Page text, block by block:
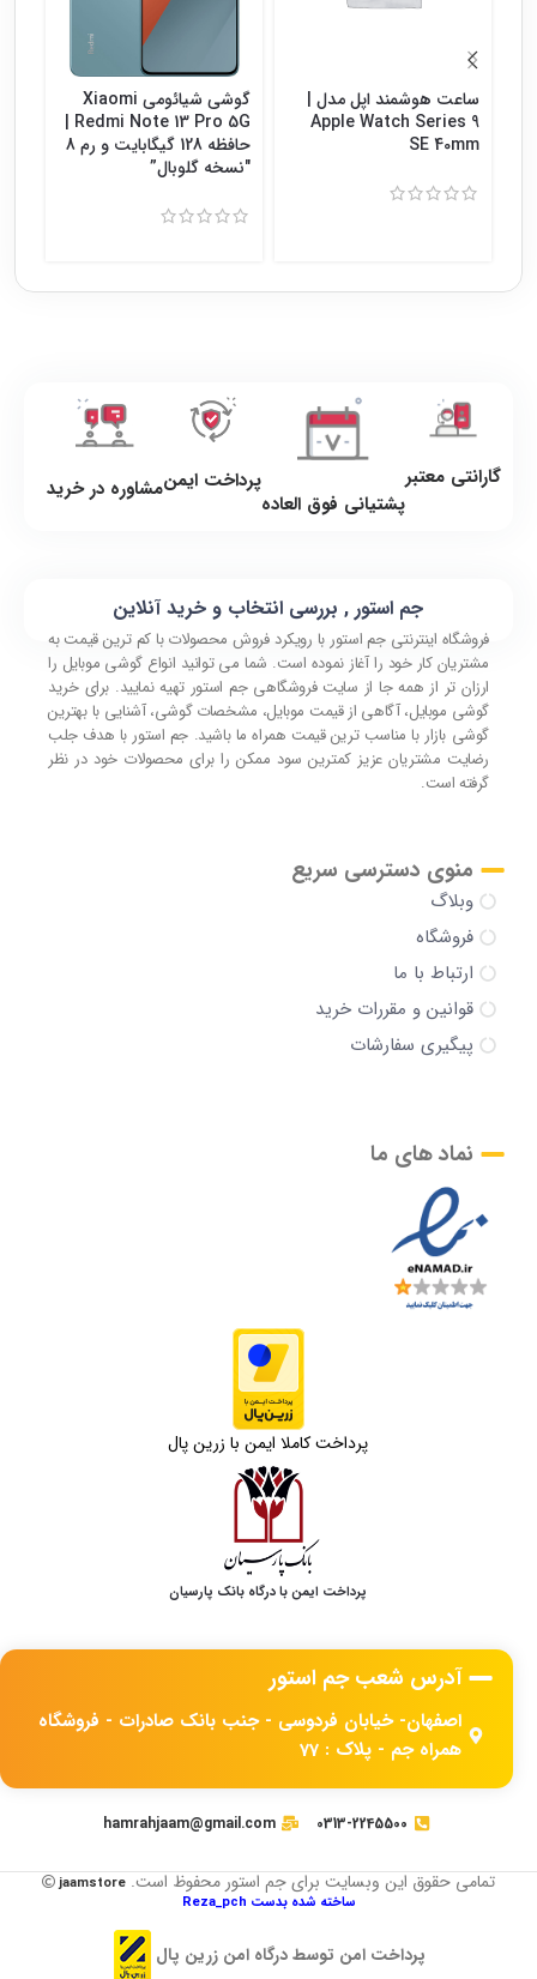
ساعت هوشمند اپل مدل |
Apple Watch Series 9
SE 40mm
گوشی شیائومی Xiaomi
Redmi Note 13 Pro 5G |
حافظه 128 گیگابایت و رم 8
″نسخه گلوبال”
گارانتی معتبر
پشتیانی فوق العاده
پرداخت ایمنمشاوره در خرید
جم استور , بررسی انتخاب و خرید آنلاین
فروشگاه اینترنتی جم استور با رویکرد فروش محصولات با کم ترین قیمت به
مشتریان کار خود را آغاز نموده است. شما می توانید انواع گوشی موبایل را
ارزان تر از همه جا از سایت فروشگاهی جم استور تهیه نمایید. برای خرید
گوشی موبایل، آگاهی از قیمت موبایل، مشخصات گوشی، آشنایی با بهترین
گوشی بازار با مناسب ترین قیمت همراه ما باشید. جم استور با هدف جلب
رضایت مشتریان عزیز کمترین سود ممکن را برای محصولات خود در نظر
گرفته است.
منوی دسترسی سریع
وبلاگ
فروشگاه
ارتباط با ما
قوانین و مقررات خرید
پیگیری سفارشات
نماد های ما
پرداخت کاملا ایمن با زرین پال
پرداخت ایمن با درگاه بانک پارسیان
آدرس شعب جم استور
اصفهان- خیابان فردوسی - جنب بانک صادرات - فروشگاه
همراه جم - پلاک : 77
0313-2245500
hamrahjaam@gmail.com
تمامی حقوق این وبسایت برای جم استور محفوظ است.jaamstore
ساخته شده بدست Reza_pch
پرداخت امن توسط درگاه امن زرین پال